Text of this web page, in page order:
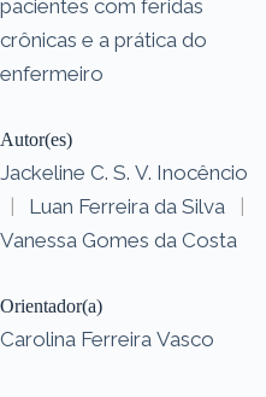
pacientes com feridas
crônicas e a prática do
enfermeiro
Autor(es)
Jackeline C. S. V. Inocêncio
|
Luan Ferreira da Silva
|
Vanessa Gomes da Costa
Orientador(a)
Carolina Ferreira Vasco